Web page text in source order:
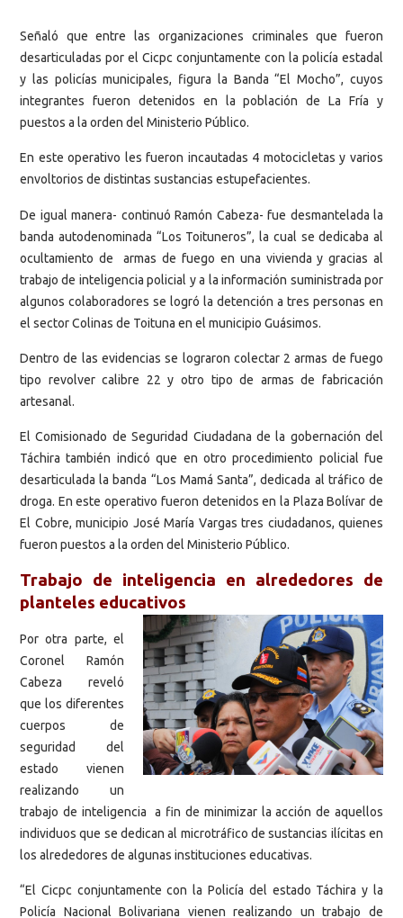
Señaló que entre las organizaciones criminales que fueron
desarticuladas por el Cicpc conjuntamente con la policía estadal
y las policías municipales, figura la Banda “El Mocho”, cuyos
integrantes fueron detenidos en la población de La Fría y
puestos a la orden del Ministerio Público.
En este operativo les fueron incautadas 4 motocicletas y varios
envoltorios de distintas sustancias estupefacientes.
De igual manera- continuó Ramón Cabeza- fue desmantelada la
banda autodenominada “Los Toituneros”, la cual se dedicaba al
ocultamiento de armas de fuego en una vivienda y gracias al
trabajo de inteligencia policial y a la información suministrada por
algunos colaboradores se logró la detención a tres personas en
el sector Colinas de Toituna en el municipio Guásimos.
Dentro de las evidencias se lograron colectar 2 armas de fuego
tipo revolver calibre 22 y otro tipo de armas de fabricación
artesanal.
El Comisionado de Seguridad Ciudadana de la gobernación del
Táchira también indicó que en otro procedimiento policial fue
desarticulada la banda “Los Mamá Santa”, dedicada al tráfico de
droga. En este operativo fueron detenidos en la Plaza Bolívar de
El Cobre, municipio José María Vargas tres ciudadanos, quienes
fueron puestos a la orden del Ministerio Público.
Trabajo de inteligencia en alrededores de
planteles educativos
Por otra parte, el
Coronel Ramón
Cabeza reveló
que los diferentes
cuerpos de
seguridad del
estado vienen
realizando un
trabajo de inteligencia a fin de minimizar la acción de aquellos
individuos que se dedican al microtráfico de sustancias ilícitas en
los alrededores de algunas instituciones educativas.
“El Cicpc conjuntamente con la Policía del estado Táchira y la
Policía Nacional Bolivariana vienen realizando un trabajo de